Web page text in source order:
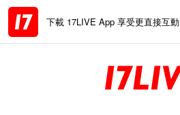
下載 17LIVE App 享受更直接互動